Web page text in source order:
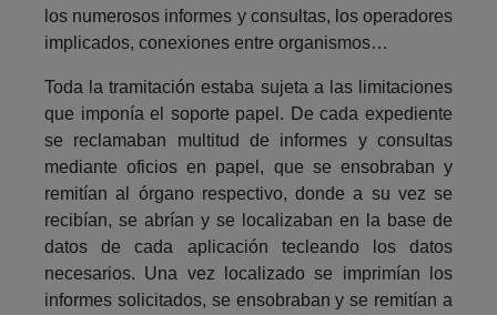
los numerosos informes y consultas, los operadores
implicados, conexiones entre organismos…
Toda la tramitación estaba sujeta a las limitaciones
que imponía el soporte papel. De cada expediente
se reclamaban multitud de informes y consultas
mediante oficios en papel, que se ensobraban y
remitían al órgano respectivo, donde a su vez se
recibían, se abrían y se localizaban en la base de
datos de cada aplicación tecleando los datos
necesarios. Una vez localizado se imprimían los
informes solicitados, se ensobraban y se remitían a